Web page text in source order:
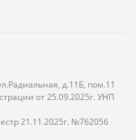
д.11Б, пом.11
от 25.09.2025г. УНП
21.11.2025г. №762056